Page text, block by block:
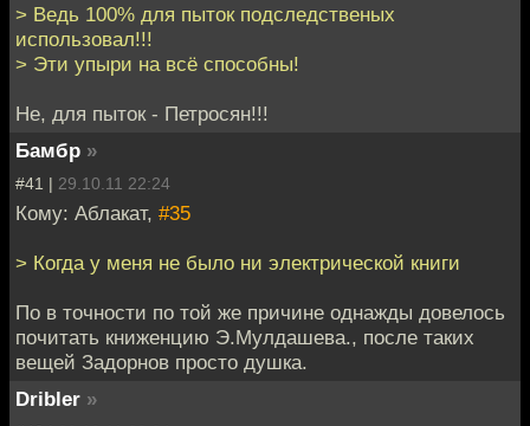
> Ведь 100% для пыток подследственых
использовал!!!
> Эти упыри на всё способны!
Не, для пыток - Петросян!!!
Бамбр »
#41 | 29.10.11 22:24
Кому: Аблакат, #35
> Когда у меня не было ни электрической книги
По в точности по той же причине однажды довелось
почитать книженцию Э.Мулдашева., после таких
вещей Задорнов просто душка.
Dribler »